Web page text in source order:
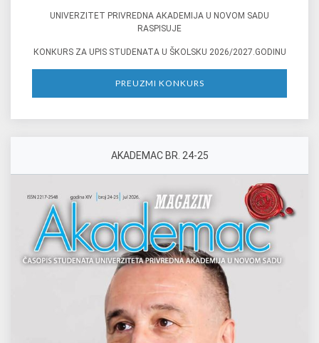
UNIVERZITET PRIVREDNA AКADEMIJA U NOVOM SADU
RASPISUJE
КONКURS ZA UPIS STUDENATA U ŠКOLSКU 2026/2027.GODINU
PREUZMI KONKURS
AKADEMAC BR. 24-25